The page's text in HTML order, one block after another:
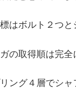
はボルト２つと
の取得順は完全
ング４層でシ